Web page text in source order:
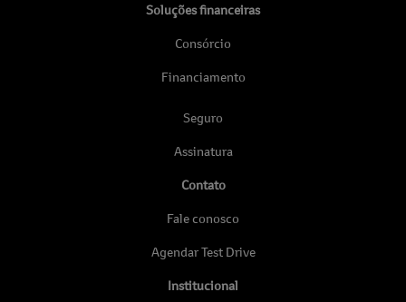
Soluções financeiras
Consórcio
Financiamento
Seguro
Assinatura
Contato
Fale conosco
Agendar Test Drive
Institucional